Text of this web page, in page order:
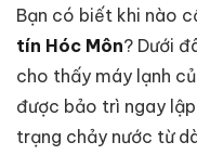
Bạn có biết khi nào
tín Hóc Môn? Dưới
cho thấy máy lạnh
được bảo trì ngay
trạng chảy nước từ